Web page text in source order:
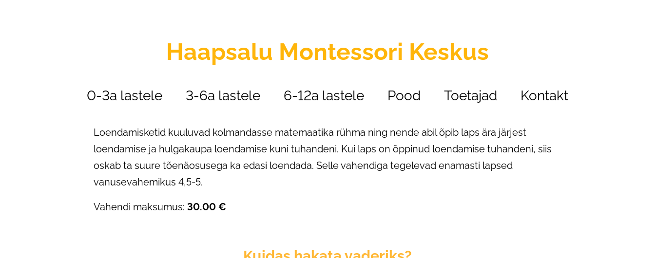
Haapsalu Montessori Keskus
0-3a lastele 3-6a lastele 6-12a lastele Pood Toetajad Kontakt
Loendamisketid kuuluvad kolmandasse matemaatika rühma ning nende abil õpib laps ära järjest
loendamise ja hulgakaupa loendamise kuni tuhandeni. Kui laps on õppinud loendamise tuhandeni, siis
oskab ta suure tõenäosusega ka edasi loendada. Selle vahendiga tegelevad enamasti lapsed
vanusevahemikus 4,5-5.
Vahendi maksumus: 30.00 €